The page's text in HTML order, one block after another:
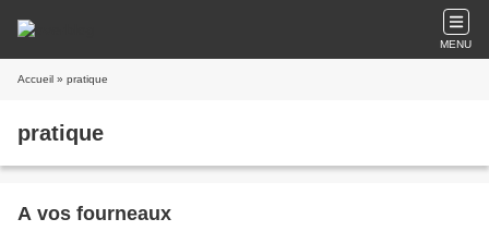
MENU
Accueil » pratique
pratique
A vos fourneaux